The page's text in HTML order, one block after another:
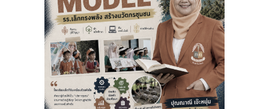
---- รายงานการประเมินผลสัมฤทธิ์ พ.ร.บ.พื้นที่นวัตกรรม
การศึกษา พ.ศ. 2562
---- รับฟังความคิดเห็นร่าง พ.ร.ฎ. ฯ
---- รายงานการวิเคราะห์ผลกระทบที่อาจเกิดขึ้นจากกฎ
หมายฯ